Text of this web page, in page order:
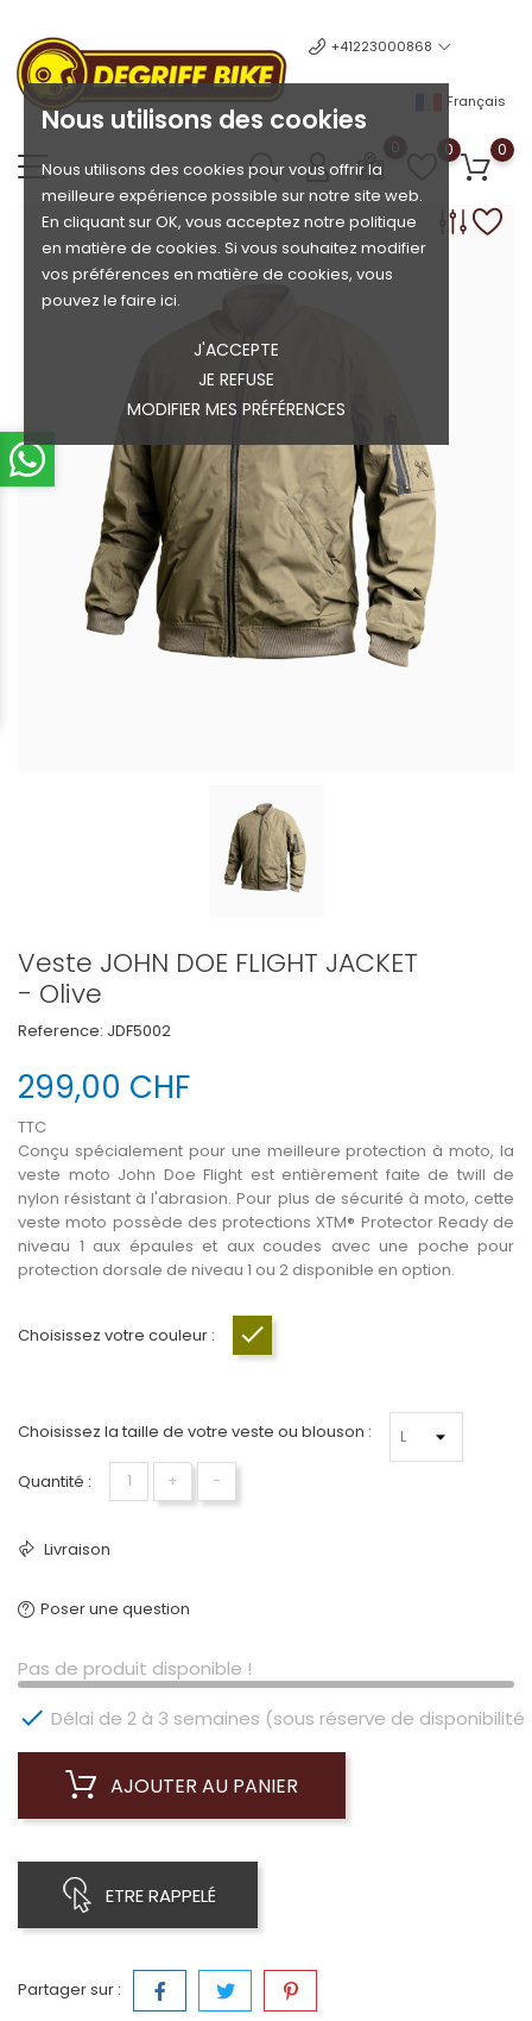
Nous utilisons des cookies
Nous utilisons des cookies pour vous offrir la
meilleure expérience possible sur notre site web.
En cliquant sur OK, vous acceptez notre politique
en matière de cookies. Si vous souhaitez modifier
vos préférences en matière de cookies, vous
pouvez le faire ici.
J'ACCEPTE
JE REFUSE
MODIFIER MES PRÉFÉRENCES
+41223000868
Français
0 0
Veste JOHN DOE FLIGHT JACKET
- Olive
Reference: JDF5002
299,00 CHF
TTC
Conçu spécialement pour une meilleure protection à moto, la
veste moto John Doe Flight est entièrement faite de twill de
nylon résistant à l'abrasion. Pour plus de sécurité à moto, cette
veste moto possède des protections XTM® Protector Ready de
niveau 1 aux épaules et aux coudes avec une poche pour
protection dorsale de niveau 1 ou 2 disponible en option.
Choisissez votre couleur :
Choisissez la taille de votre veste ou blouson :
Quantité : + −
Livraison
Poser une question
Pas de produit disponible !
 Délai de 2 à 3 semaines (sous réserve de
AJOUTER AU PANIER
ETRE RAPPELÉ
Partager sur :